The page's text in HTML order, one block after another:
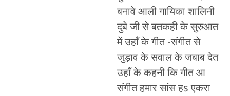
बनावे आली गायिका शालिनी
दुबे जी से बतकही के सुरुआत
में उहाँ के गीत -संगीत से
जुड़ाव के सवाल के जबाब देत
उहाँ के कहनी कि गीत आ
संगीत हमार सांस हs एकरा